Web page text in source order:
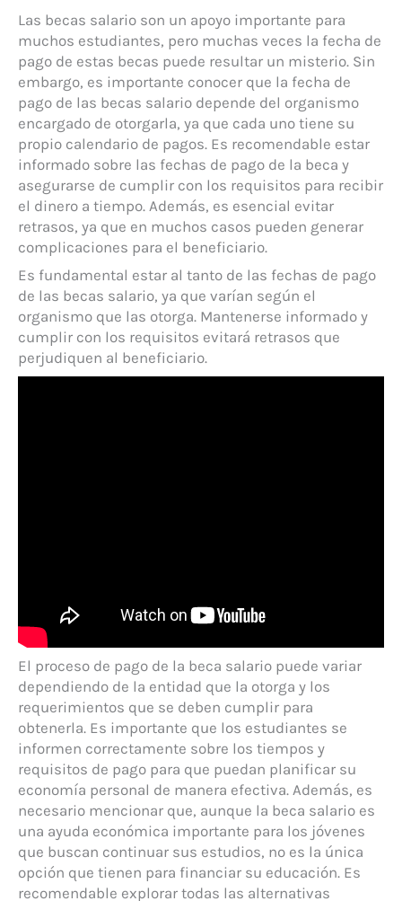
Las becas salario son un apoyo importante para
muchos estudiantes, pero muchas veces la fecha de
pago de estas becas puede resultar un misterio. Sin
embargo, es importante conocer que la fecha de
pago de las becas salario depende del organismo
encargado de otorgarla, ya que cada uno tiene su
propio calendario de pagos. Es recomendable estar
informado sobre las fechas de pago de la beca y
asegurarse de cumplir con los requisitos para recibir
el dinero a tiempo. Además, es esencial evitar
retrasos, ya que en muchos casos pueden generar
complicaciones para el beneficiario.
Es fundamental estar al tanto de las fechas de pago
de las becas salario, ya que varían según el
organismo que las otorga. Mantenerse informado y
cumplir con los requisitos evitará retrasos que
perjudiquen al beneficiario.
El proceso de pago de la beca salario puede variar
dependiendo de la entidad que la otorga y los
requerimientos que se deben cumplir para
obtenerla. Es importante que los estudiantes se
informen correctamente sobre los tiempos y
requisitos de pago para que puedan planificar su
economía personal de manera efectiva. Además, es
necesario mencionar que, aunque la beca salario es
una ayuda económica importante para los jóvenes
que buscan continuar sus estudios, no es la única
opción que tienen para financiar su educación. Es
recomendable explorar todas las alternativas